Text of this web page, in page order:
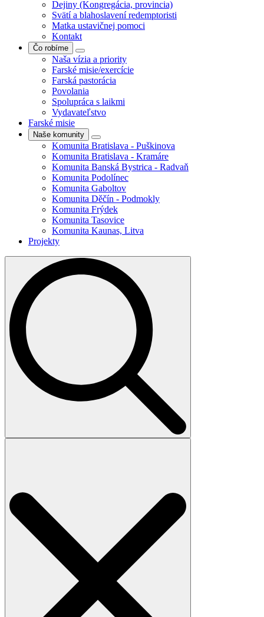
Dejiny (Kongregácia, provincia)
Svätí a blahoslavení redemptoristi
Matka ustavičnej pomoci
Kontakt
Čo robíme
Naša vízia a priority
Farské misie/exercície
Farská pastorácia
Povolania
Spolupráca s laikmi
Vydavateľstvo
Farské misie
Naše komunity
Komunita Bratislava - Puškinova
Komunita Bratislava - Kramáre
Komunita Banská Bystrica - Radvaň
Komunita Podolínec
Komunita Gaboltov
Komunita Děčín - Podmokly
Komunita Frýdek
Komunita Tasovice
Komunita Kaunas, Litva
Projekty
Search